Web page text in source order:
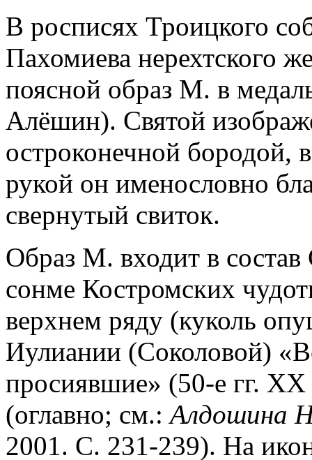
В росписях Троицкого
Пахомиева нерехтского
поясной образ М. в
Алёшин). Святой
остроконечной бородой,
рукой он именословно
свернутый свиток.
Образ М. входит в
сонме Костромских
верхнем ряду (куколь
Иулиании (Соколовой)
просиявшие» (50-е гг.
(оглавно; см.:Алдошина
2001. С. 231-239). На